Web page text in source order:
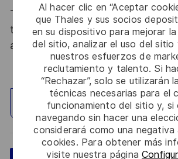
Al hacer clic en “Aceptar
que Thales y sus socios
en su dispositivo para mejorar
del sitio, analizar el uso del sitio
nuestros esfuerzos de
reclutamiento y talento. Si
“Rechazar”, solo se utilizarán
técnicas necesarias para el
funcionamiento del sitio y, si
navegando sin hacer una
considerará como una
cookies. Para obtener más
visite nuestra página
Thales, entreprise Handi-
tous les talents. La diversité est
atout. Postulez et rejoignez nous !
Explorar ubicación